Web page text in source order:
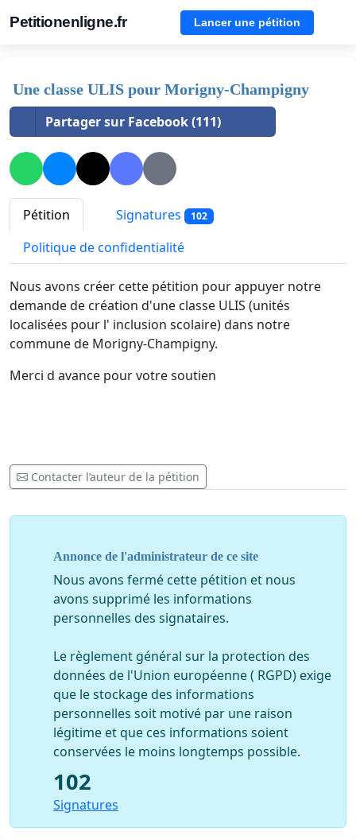
Petitionenligne.fr Lancer une pétition
Une classe ULIS pour Morigny-Champigny
Partager sur Facebook (111)
Pétition Signatures 102
Politique de confidentialité
Nous avons créer cette pétition pour appuyer notre
demande de création d'une classe ULIS (unités
localisées pour l' inclusion scolaire) dans notre
commune de Morigny-Champigny.
Merci d avance pour votre soutien
Contacter l’auteur de la pétition
Annonce de l'administrateur de ce site
Nous avons fermé cette pétition et nous
avons supprimé les informations
personnelles des signataires.
Le règlement général sur la protection des
données de l'Union européenne ( RGPD) exige
que le stockage des informations
personnelles soit motivé par une raison
légitime et que ces informations soient
conservées le moins longtemps possible.
102
Signatures